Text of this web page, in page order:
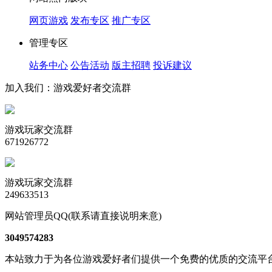
网页游戏 发布专区 推广专区
管理专区
站务中心 公告活动 版主招聘 投诉建议
加入我们：游戏爱好者交流群
游戏玩家交流群
671926772
游戏玩家交流群
249633513
网站管理员QQ(联系请直接说明来意)
3049574283
本站致力于为各位游戏爱好者们提供一个免费的优质的交流平